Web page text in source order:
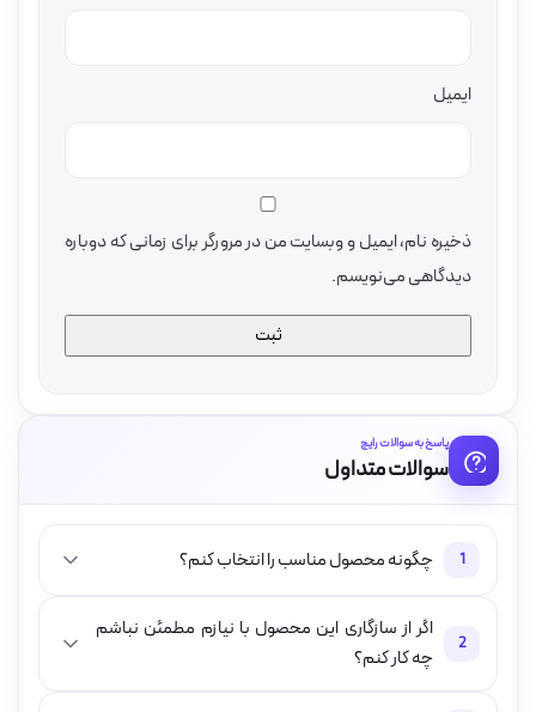
ایمیل
ذخیره نام، ایمیل و وبسایت من در مرورگر برای زمانی که دوباره
دیدگاهی می‌نویسم.
پاسخ به سوالات رایج
سوالات متداول
1 چگونه محصول مناسب را انتخاب کنم؟
2
اگر از سازگاری این محصول با نیازم مطمئن نباشم
چه کار کنم؟